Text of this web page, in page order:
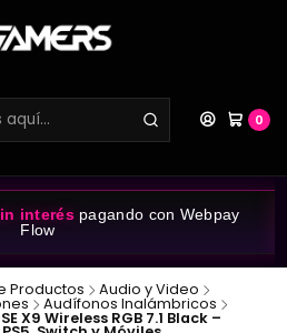
0
interéspagando con Webpay
Flow
Productos Audio y Video
Audífonos Inalámbricos
X9 Wireless RGB 7.1 Black –